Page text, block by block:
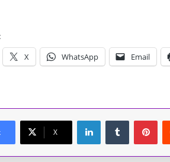
X WhatsApp Email
X
LinkedInTumblr